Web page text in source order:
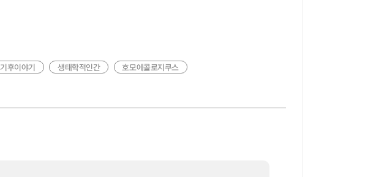
기후이야기 생태학적인간 호모에콜로지쿠스